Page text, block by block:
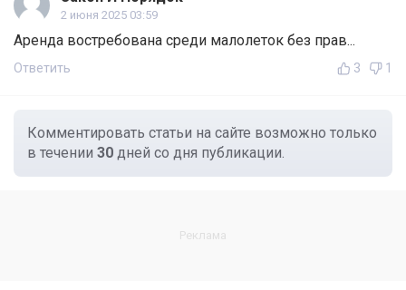
2 июня 2025 03:59
Аренда востребована среди малолеток без прав...
Ответить 3 1
Комментировать статьи на сайте возможно только
в течении 30 дней со дня публикации.